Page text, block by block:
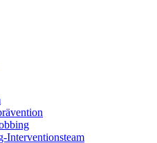
Interventionsteam